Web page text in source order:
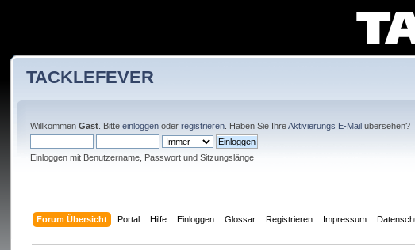
TACKLEFEVER
WillkommenGast . Bitteeinloggen oderregistrieren . Haben Sie IhreAktivierungs E-Mail übersehen?
Einloggen mit Benutzername, Passwort und Sitzungslänge
Forum Übersicht Portal Hilfe Einloggen Glossar Registrieren Impressum